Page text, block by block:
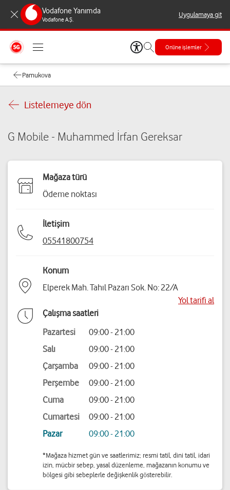
Vodafone Yanımda
Vodafone A.Ş.
Uygulamaya git
Online işlemler
Pamukova
Listelemeye dön
G Mobile - Muhammed İrfan Gereksar
Mağaza türü
Ödeme noktası
İletişim
05541800754
Konum
Elperek Mah. Tahıl Pazarı Sok. No: 22/A
Yol tarifi al
Çalışma saatleri
Pazartesi
09:00 - 21:00
Salı
09:00 - 21:00
Çarşamba
09:00 - 21:00
Perşembe
09:00 - 21:00
Cuma
09:00 - 21:00
Cumartesi
09:00 - 21:00
Pazar
09:00 - 21:00
*Mağaza hizmet gün ve saatlerimiz; resmi tatil, dini tatil, idari
izin, mücbir sebep, yasal düzenleme, mağazanın konumu ve
bölgesi gibi sebeplerle değişkenlik gösterebilir.